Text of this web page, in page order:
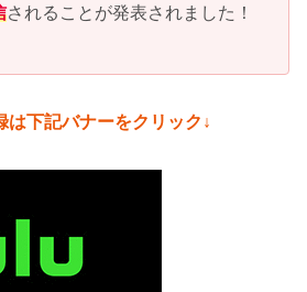
されることが発表されました！
は下記バナーをクリック↓